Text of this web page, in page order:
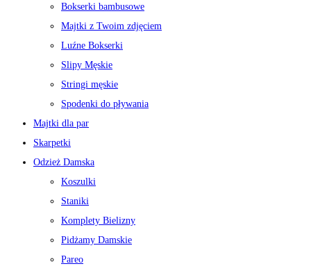
Bokserki bambusowe
Majtki z Twoim zdjęciem
Luźne Bokserki
Slipy Męskie
Stringi męskie
Spodenki do pływania
Majtki dla par
Skarpetki
Odzież Damska
Koszulki
Staniki
Komplety Bielizny
Pidżamy Damskie
Pareo